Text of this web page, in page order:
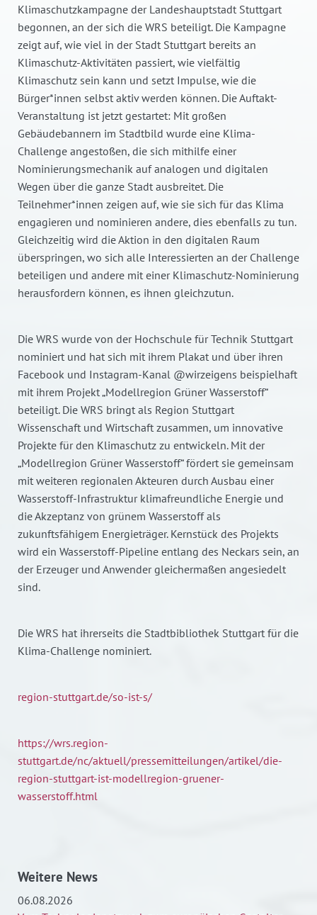
Klimaschutzkampagne der Landeshauptstadt Stuttgart
begonnen, an der sich die WRS beteiligt. Die Kampagne
zeigt auf, wie viel in der Stadt Stuttgart bereits an
Klimaschutz-Aktivitäten passiert, wie vielfältig
Klimaschutz sein kann und setzt Impulse, wie die
Bürger*innen selbst aktiv werden können. Die Auftakt-
Veranstaltung ist jetzt gestartet: Mit großen
Gebäudebannern im Stadtbild wurde eine Klima-
Challenge angestoßen, die sich mithilfe einer
Nominierungsmechanik auf analogen und digitalen
Wegen über die ganze Stadt ausbreitet. Die
Teilnehmer*innen zeigen auf, wie sie sich für das Klima
engagieren und nominieren andere, dies ebenfalls zu tun.
Gleichzeitig wird die Aktion in den digitalen Raum
überspringen, wo sich alle Interessierten an der Challenge
beteiligen und andere mit einer Klimaschutz-Nominierung
herausfordern können, es ihnen gleichzutun.
Die WRS wurde von der Hochschule für Technik Stuttgart
nominiert und hat sich mit ihrem Plakat und über ihren
Facebook und Instagram-Kanal @wirzeigens beispielhaft
mit ihrem Projekt „Modellregion Grüner Wasserstoff“
beteiligt. Die WRS bringt als Region Stuttgart
Wissenschaft und Wirtschaft zusammen, um innovative
Projekte für den Klimaschutz zu entwickeln. Mit der
„Modellregion Grüner Wasserstoff“ fördert sie gemeinsam
mit weiteren regionalen Akteuren durch Ausbau einer
Wasserstoff-Infrastruktur klimafreundliche Energie und
die Akzeptanz von grünem Wasserstoff als
zukunftsfähigem Energieträger. Kernstück des Projekts
wird ein Wasserstoff-Pipeline entlang des Neckars sein, an
der Erzeuger und Anwender gleichermaßen angesiedelt
sind.
Die WRS hat ihrerseits die Stadtbibliothek Stuttgart für die
Klima-Challenge nominiert.
region-stuttgart.de/so-ist-s/
https://wrs.region-
stuttgart.de/nc/aktuell/pressemitteilungen/artikel/die-
region-stuttgart-ist-modellregion-gruener-
wasserstoff.html
Weitere News
06.08.2026